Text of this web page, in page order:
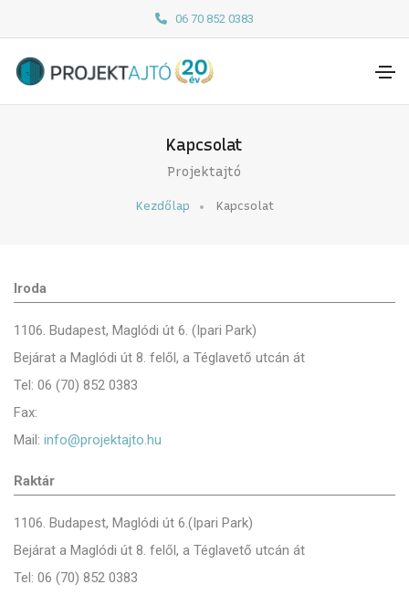
06 70 852 0383
Kapcsolat
Projektajtó
Kezdőlap Kapcsolat
Iroda
1106. Budapest, Maglódi út 6. (Ipari Park)
Bejárat a Maglódi út 8. felől, a Téglavető utcán át
Tel: 06 (70) 852 0383
Fax:
Mail: info@projektajto.hu
Raktár
1106. Budapest, Maglódi út 6.(Ipari Park)
Bejárat a Maglódi út 8. felől, a Téglavető utcán át
Tel: 06 (70) 852 0383